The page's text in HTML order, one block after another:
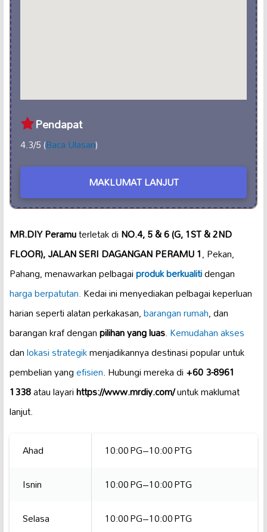
Pendapat
4.3/5 (Baca Ulasan)
MAKLUMAT LANJUT
MR.DIY Peramuterletak diNO.4, 5 & 6 (G, 1ST & 2ND
FLOOR), JALAN SERI DAGANGAN PERAMU 1, Pekan,
Pahang, menawarkan pelbagaiproduk berkualitidengan
harga berpatutan.Kedai ini menyediakan pelbagai keperluan
harian seperti alatan perkakasan,barangan rumah, dan
barangan kraf denganpilihan yang luas.Kemudahan akses
danlokasi strategikmenjadikannya destinasi popular untuk
pembelian yangefisien. Hubungi mereka di+60 3-8961
1338atau layarihttps://www.mrdiy.com/untuk maklumat
lanjut.
Ahad
10:00 PG–10:00 PTG
Isnin
10:00 PG–10:00 PTG
Selasa
10:00 PG–10:00 PTG